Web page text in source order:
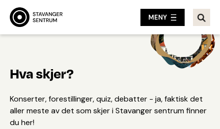
MENY
Hva skjer?
Konserter, forestillinger, quiz, debatter - ja, faktisk det
aller meste av det som skjer i Stavanger sentrum finner
du her!